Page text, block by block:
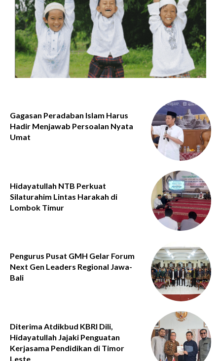
Gagasan Peradaban Islam Harus
Hadir Menjawab Persoalan Nyata
Umat
Hidayatullah NTB Perkuat
Silaturahim Lintas Harakah di
Lombok Timur
Pengurus Pusat GMH Gelar Forum
Next Gen Leaders Regional Jawa-
Bali
Diterima Atdikbud KBRI Dili,
Hidayatullah Jajaki Penguatan
Kerjasama Pendidikan di Timor
Leste